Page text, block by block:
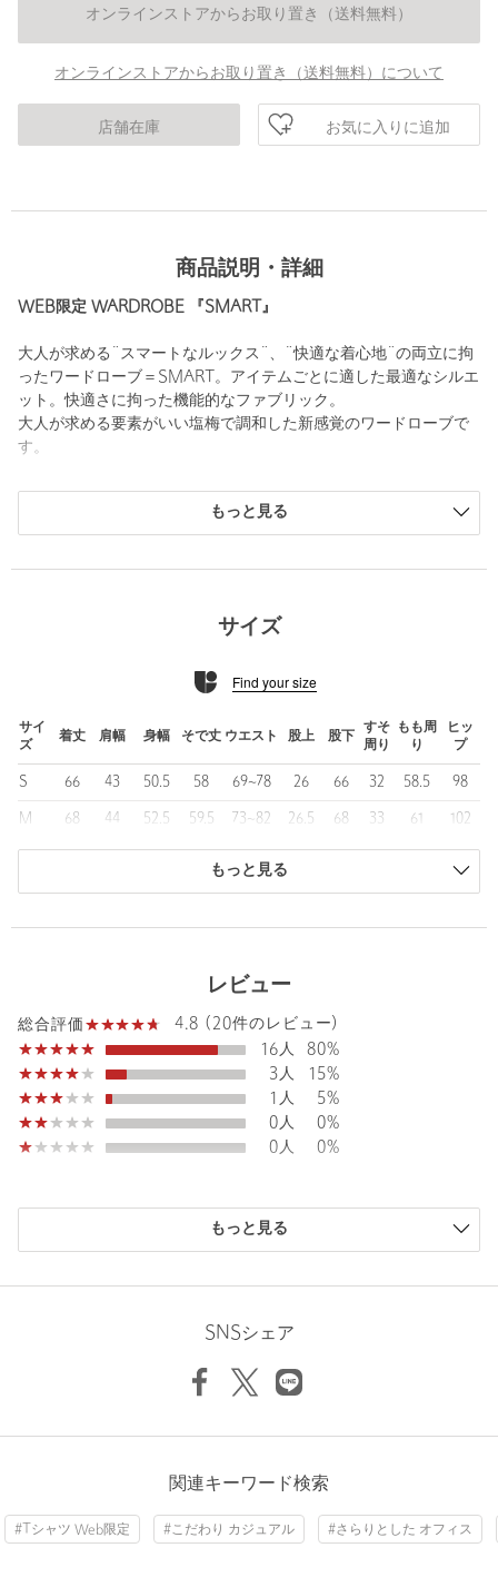
オンラインストアからお取り置き（送料無料）
オンラインストアからお取り置き（送料無料）について
店舗在庫 お気に入りに追加
商品説明・詳細
WEB限定 WARDROBE 『SMART』
大人が求める¨スマートなルックス¨、¨快適な着心地¨の両立に拘
ったワードローブ＝SMART。アイテムごとに適した最適なシルエ
ット。快適さに拘った機能的なファブリック。
大人が求める要素がいい塩梅で調和した新感覚のワードローブで
す。
ウールライクファブリック【LANATEC（R）】を使用したウォッ
■デザイン■
ナチュラルショルダーで、通常よりややシェイプさせたウエスト
心地はそのままにスマートに見えるように意図しました。
ラペル、両玉フラップポケット、左右内ポケット付のディティー
ル仕様。背中と袖には裏地がなく、大見返しの一部が裏地になっ
ている軽さのある仕様です。
＜パンツ＞
1プリーツを入れヒップ周りに適度なゆとりを持たせつつ、裾に向
かって細くなるスリムテーパードシルエット。
すっきりとしたキレイなレッグラインがポイント、どんなアイテ
気の利いたディテールも〇。
ます。
■素材■
艶のある表情のウールライクファブリックLANATEC（R）を使
用。
綾織りの杢調シャークスキン柄でシャープな印象と、ふくらみが
ウールのような質感と上品な見た目の印象を表現しながらも、ポ
度素材です。肉感も程よく、着用期間も長く使い勝手が良い素材
着用シワが付きにくい点もおすすめポイントです。
が魅力的なカジュアルセットアップスーツ。インナーにニットやT
ん。イージーにお洒落になれるおすすめアイテムです。
もっと見る
サイズ
Find your size
サイ
ズ
着丈 肩幅 身幅 そで丈 ウエスト 股上 股下
すそ
周り
もも周
り
ヒッ
プ
S 66 43 50.5 58 69~78 26 66 32 58.5 98
M 68 44 52.5 59.5 73~82 26.5 68 33 61 102
XL 72 46.5 56.5 62.5 81~90 27.5 72 35 66 110
商品は、独自の採寸方法により採寸されています。
Sleeve length
Width 52.5cm
Shoulder width 44cm
Check the recommended size
もっと見る
レビュー
総合評価
4.8 (20件のレビュー)
16人
80%
3人
15%
1人
5%
0人
0%
0人
0%
ニックネーム： higer
購入サイズ：S
｜
購入カラー：その他2
もっと見る
SNSシェア
関連キーワード検索
#Tシャツ Web限定 #こだわり カジュアル #さらりとした オフィス